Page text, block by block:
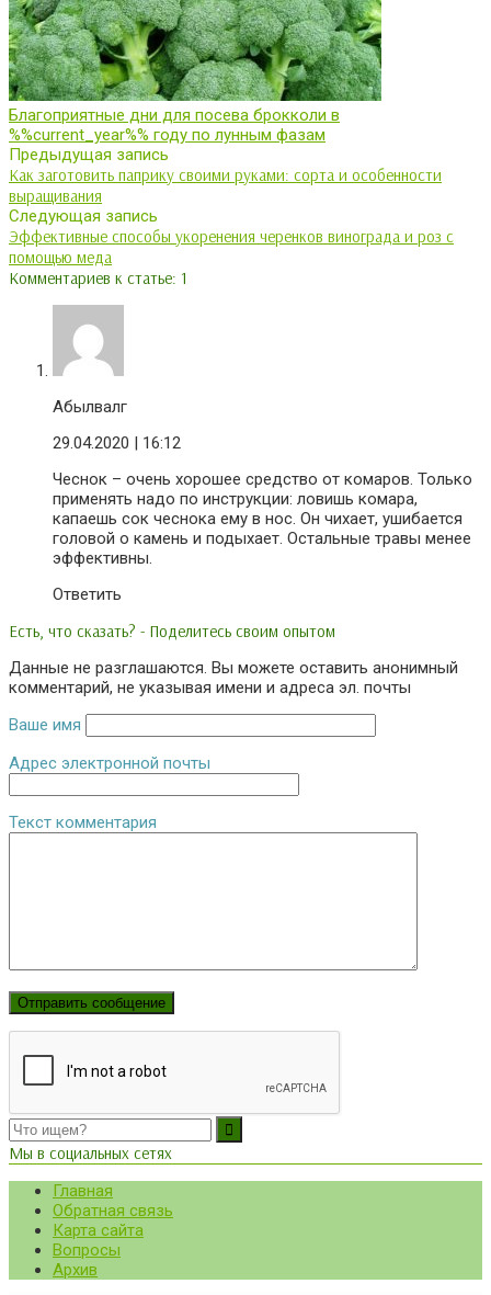
Благоприятные дни для посева брокколи в
%%current_year%% году по лунным фазам
Предыдущая запись
Как заготовить паприку своими руками: сорта и особенности
выращивания
Следующая запись
Эффективные способы укоренения черенков винограда и роз с
помощью меда
Комментариев к статье: 1
Абылвалг
29.04.2020
| 16:12
Чеснок – очень хорошее средство от комаров. Только
применять надо по инструкции: ловишь комара,
капаешь сок чеснока ему в нос. Он чихает, ушибается
головой о камень и подыхает. Остальные травы менее
эффективны.
Ответить
Есть, что сказать? - Поделитесь своим опытом
Данные не разглашаются. Вы можете оставить анонимный
комментарий, не указывая имени и адреса эл. почты
Ваше имя
Адрес электронной почты
Текст комментария
Мы в социальных сетях
Главная
Обратная связь
Карта сайта
Вопросы
Архив